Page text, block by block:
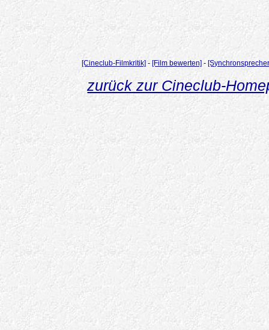
[Cineclub-Filmkritik] - [Film bewerten] -
zurück zur Cineclub-